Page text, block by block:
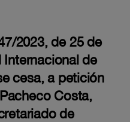
2023, de 25 de
Internacional de
cesa, a petición
Costa,
de